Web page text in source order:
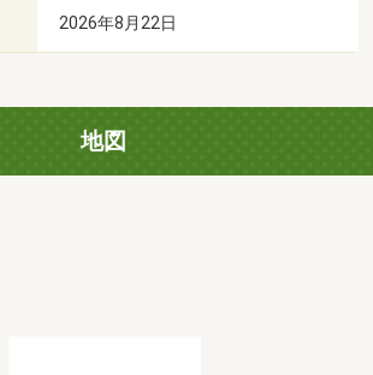
2026年8月22日
地図